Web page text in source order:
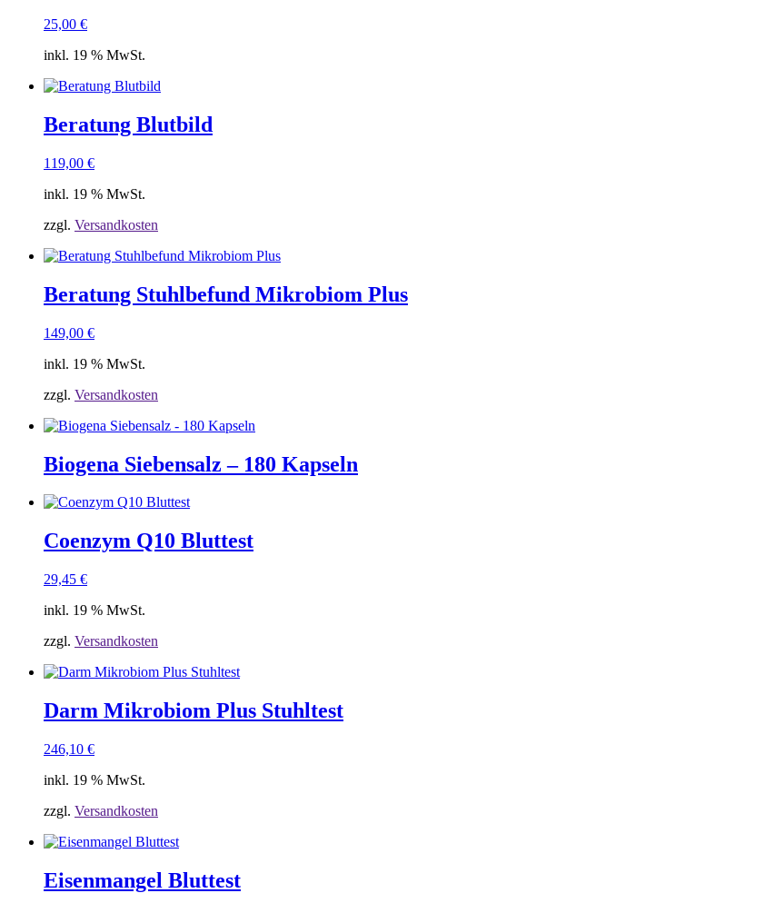
25,00 €
inkl. 19 % MwSt.
Beratung Blutbild
119,00 €
inkl. 19 % MwSt.
zzgl. Versandkosten
Beratung Stuhlbefund Mikrobiom Plus
149,00 €
inkl. 19 % MwSt.
zzgl. Versandkosten
Biogena Siebensalz – 180 Kapseln
Coenzym Q10 Bluttest
29,45 €
inkl. 19 % MwSt.
zzgl. Versandkosten
Darm Mikrobiom Plus Stuhltest
246,10 €
inkl. 19 % MwSt.
zzgl. Versandkosten
Eisenmangel Bluttest